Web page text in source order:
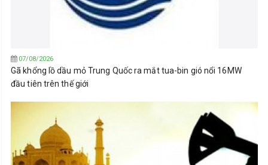
07/08/2026
Gã khổng lồ dầu mỏ Trung Quốc ra mắt tua-bin gió nổi 16MW
đầu tiên trên thế giới